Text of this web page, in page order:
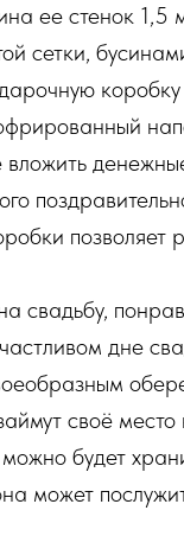
ее стенок
сетки,
позволяет
свадьбу,
дне
своё
будет
может